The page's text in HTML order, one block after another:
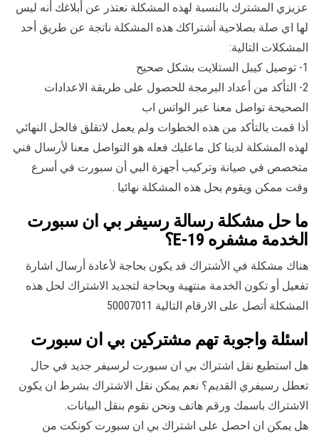
عزيزي المشترك بالنسبة لهذه المشكلة نعتذر عن أبلاغك أنه ليس
لها اي صلة بصلاحية أشتراكك هذه المشكلة ناتجة عن طريق أحد
المشكلات التالية:
1- توصيل كيبل الستلايت بشكل صحيح
2- التأكد من أعداد البرمجة للحصول على طريقة الاعدادات
الصحيحة تواصل معنا عبر الواتس اب
أذا قمت بالتأكد من هذه الخطوات ولم يعمل لاتقلق فالحل النهائي
لهذه المشكلة لدينا كل ماعليك فعله هو التواصل معنا لأرسال فني
متخصص في صيانة وتركيب أجهزة البي أن سبورت في أسرع
وقت ممكن ويقوم بحل هذه المشكلة نهائيا .
ما حل مشكلة رسالة رسيفر بي ان سبورت
الخدمة مشفره E-19؟
هناك مشكلة في الأشتراك قد يكون بحاجة لأعادة أرسال اشارة
تفعيل أو تكون الخدمة منتهية وبحاجة لتجديد الاشتراك لحل هذه
المشكلة أتصل على الارقام التالية 50007011
اسئلة واجوبة تهم مشتركين بي ان سبورت
هل استطيع نقل اشتراك بي ان سبورت لرسيفر جديد في حال
تعطل رسيفري القديم؟ نعم يمكن نقل الاشتراك بشرط ان يكون
الاشتراك باسمك ورقم هاتف ونحن نقوم بنقل البيانات.
هل يمكن ان احصل على اشتراك بي ان سبورت كونكت من